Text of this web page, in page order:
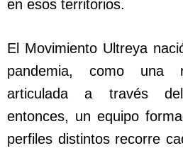
en esos territorios.
El Movimiento Ultreya
pandemia, como una
articulada a través
entonces, un equipo
perfiles distintos recorre